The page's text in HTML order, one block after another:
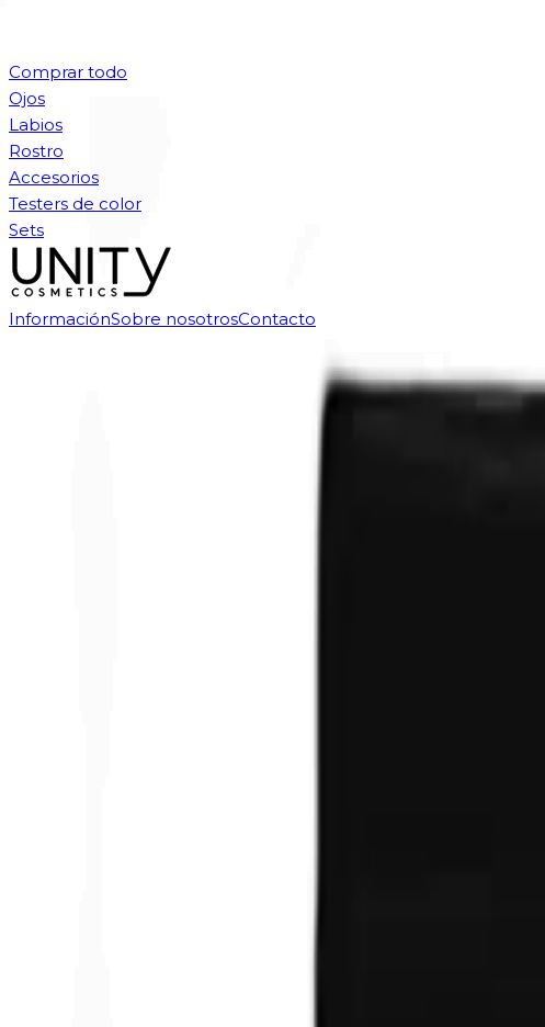
Comprar todo
Ojos
Labios
Rostro
Accesorios
Testers de color
Sets
InformaciónSobre nosotrosContacto